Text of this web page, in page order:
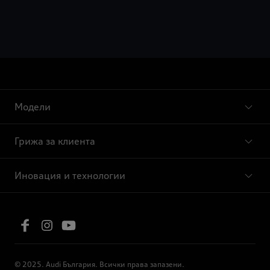
Модели
Грижа за клиента
Иновация и технологии
© 2025. Audi България. Всички права запазени.